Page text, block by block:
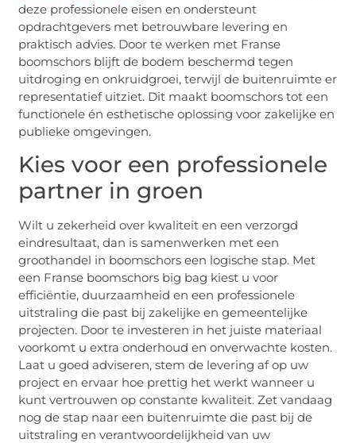
deze professionele eisen en ondersteunt
opdrachtgevers met betrouwbare levering en
praktisch advies. Door te werken met Franse
boomschors blijft de bodem beschermd tegen
uitdroging en onkruidgroei, terwijl de buitenruimte er
representatief uitziet. Dit maakt boomschors tot een
functionele én esthetische oplossing voor zakelijke en
publieke omgevingen.
Kies voor een professionele
partner in groen
Wilt u zekerheid over kwaliteit en een verzorgd
eindresultaat, dan is samenwerken met een
groothandel in boomschors een logische stap. Met
een Franse boomschors big bag kiest u voor
efficiëntie, duurzaamheid en een professionele
uitstraling die past bij zakelijke en gemeentelijke
projecten. Door te investeren in het juiste materiaal
voorkomt u extra onderhoud en onverwachte kosten.
Laat u goed adviseren, stem de levering af op uw
project en ervaar hoe prettig het werkt wanneer u
kunt vertrouwen op constante kwaliteit. Zet vandaag
nog de stap naar een buitenruimte die past bij de
uitstraling en verantwoordelijkheid van uw